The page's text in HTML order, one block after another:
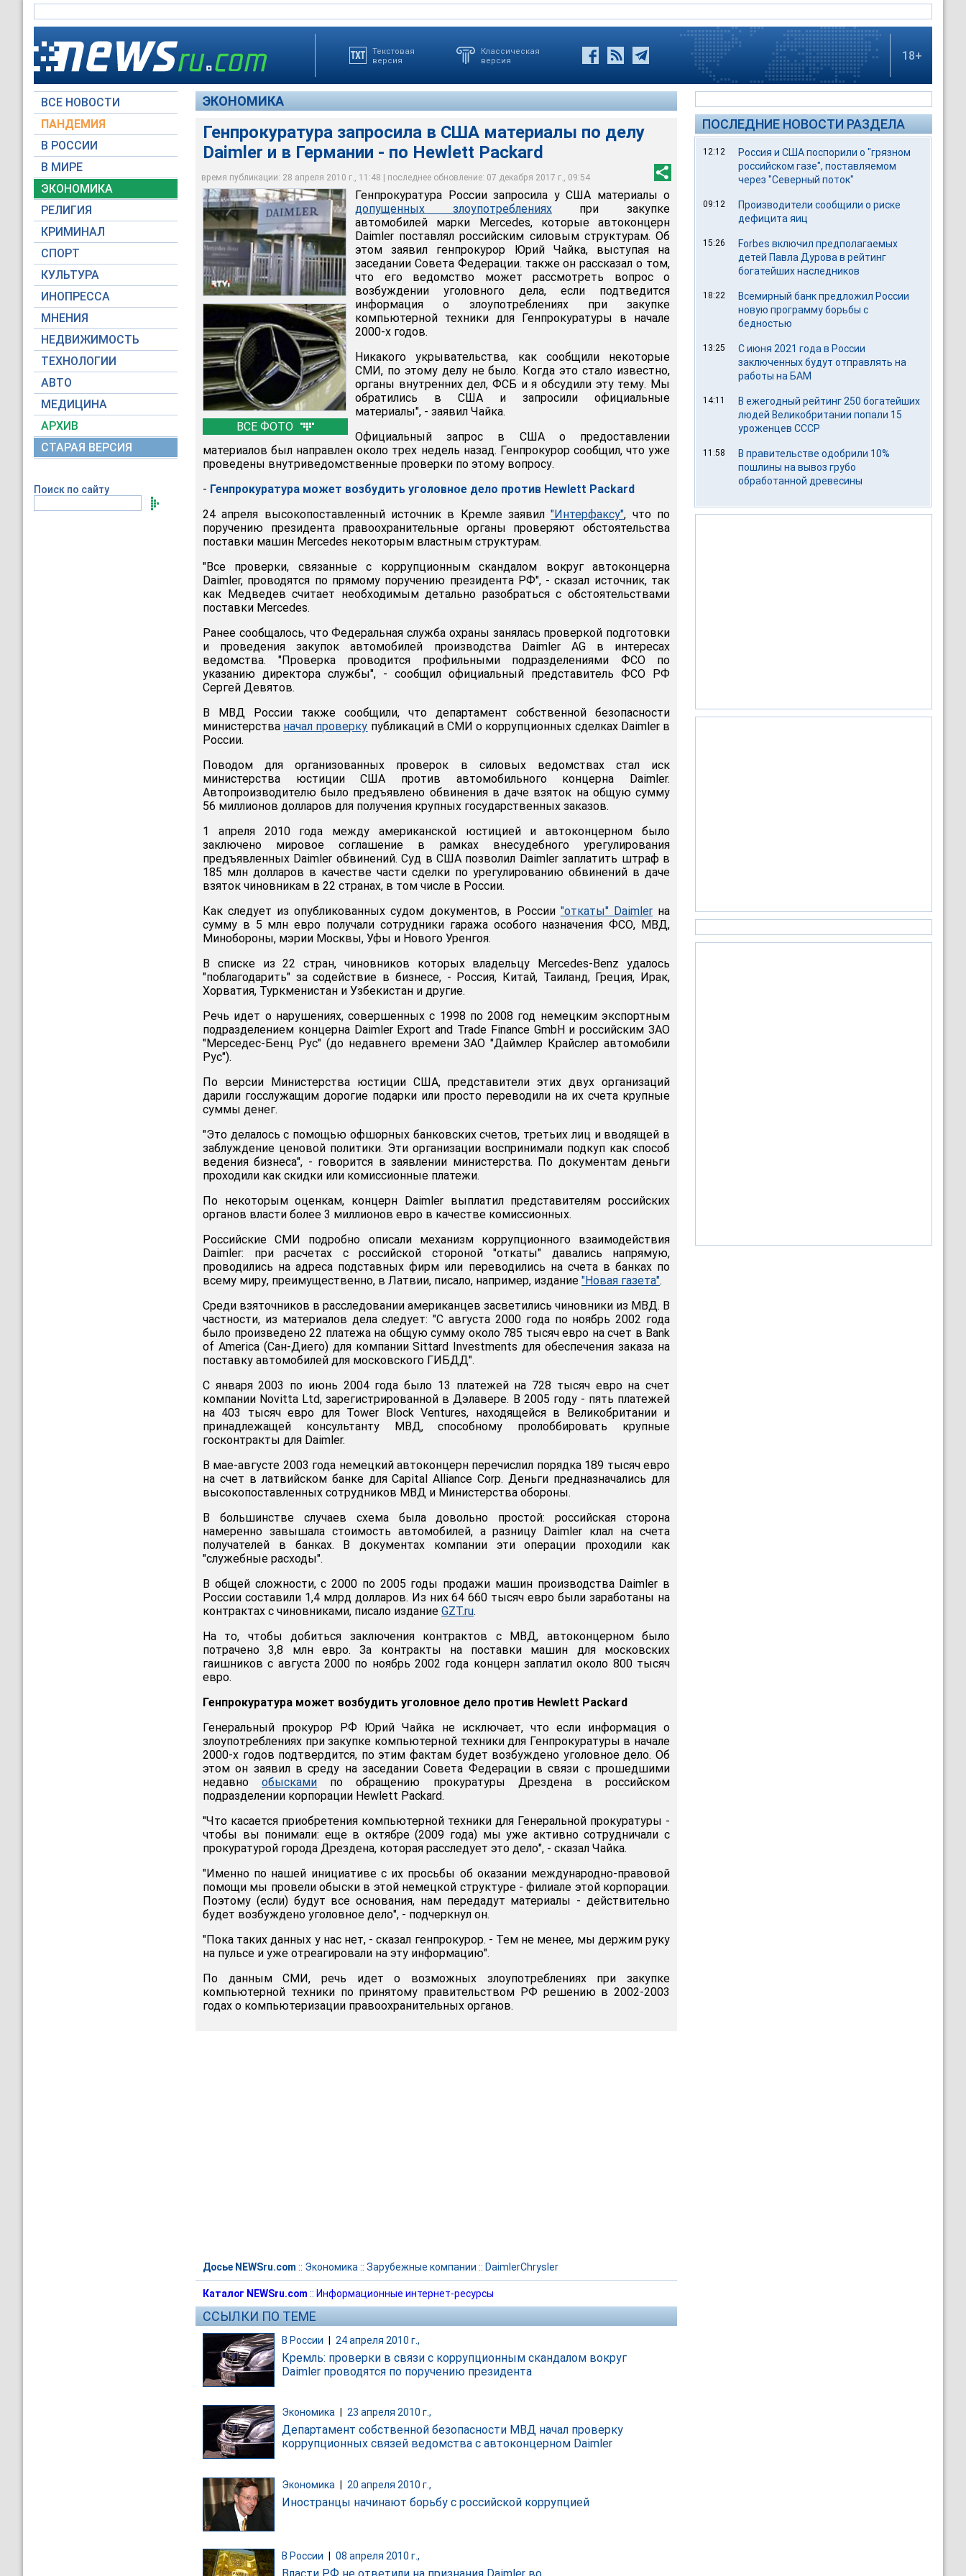
Текстовая
версия
Классическая
версия
18+
ВСЕ НОВОСТИ
ПАНДЕМИЯ
В РОССИИ
В МИРЕ
ЭКОНОМИКА
РЕЛИГИЯ
КРИМИНАЛ
СПОРТ
КУЛЬТУРА
ИНОПРЕССА
МНЕНИЯ
НЕДВИЖИМОСТЬ
ТЕХНОЛОГИИ
АВТО
МЕДИЦИНА
АРХИВ
СТАРАЯ ВЕРСИЯ
Поиск по сайту
ЭКОНОМИКА
Генпрокуратура запросила в США материалы по делу
Daimler и в Германии - по Hewlett Packard
время публикации: 28 апреля 2010 г., 11:48 | последнее обновление: 07 декабря 2017 г., 09:54
ВСЕ ФОТО
Генпрокуратура запросила в США материалы по делу Daimler
RTV International
24 апреля высокопоставленный источник в Кремле заявил "Интерфакс", что по
поручению президента правоохранительные органы проверяют обстоятельства
поставки машин "Мерседес" некоторым властным структурам
Euronews
Генпрокуратура России запросила у США материалы о допущенных
злоупотреблениях при закупке "мерседесов", которые автоконцерн Daimler
поставлял российским силовым структурам
Первый канал
Генпрокуратура России запросила у США материалы о
допущенных злоупотребленияхпри закупке
автомобилей марки Mercedes, которые автоконцерн
Daimler поставлял российским силовым структурам. Об
этом заявил генпрокурор Юрий Чайка, выступая на
заседании Совета Федерации. также он рассказал о том,
что его ведомство может рассмотреть вопрос о
возбуждении уголовного дела, если подтведится
информация о злоупотреблениях при закупке
компьютерной техники для Генпрокуратуры в начале
2000-х годов.
Никакого укрывательства, как сообщили некоторые
СМИ, по этому делу не было. Когда это стало известно,
органы внутренних дел, ФСБ и я обсудили эту тему. Мы
обратились в США и запросили официальные
материалы", - заявил Чайка.
Официальный запрос в США о предоставлении
материалов был направлен около трех недель назад. Генпрокурор сообщил, что уже
проведены внутриведомственные проверки по этому вопросу.
- Генпрокуратура может возбудить уголовное дело против Hewlett Packard
24 апреля высокопоставленный источник в Кремле заявил"Интерфаксу", что по
поручению президента правоохранительные органы проверяют обстоятельства
поставки машин Mercedes некоторым властным структурам.
"Все проверки, связанные с коррупционным скандалом вокруг автоконцерна
Daimler, проводятся по прямому поручению президента РФ", - сказал источник, так
как Медведев считает необходимым детально разобраться с обстоятельствами
поставки Mercedes.
Ранее сообщалось, что Федеральная служба охраны занялась проверкой подготовки
и проведения закупок автомобилей производства Daimler AG в интересах
ведомства. "Проверка проводится профильными подразделениями ФСО по
указанию директора службы", - сообщил официальный представитель ФСО РФ
Сергей Девятов.
В МВД России также сообщили, что департамент собственной безопасности
министерства начал проверку публикаций в СМИ о коррупционных сделках Daimler в
России.
Поводом для организованных проверок в силовых ведомствах стал иск
министерства юстиции США против автомобильного концерна Daimler.
Автопроизводителю было предъявлено обвинения в даче взяток на общую сумму
56 миллионов долларов для получения крупных государственных заказов.
1 апреля 2010 года между американской юстицией и автоконцерном было
заключено мировое соглашение в рамках внесудебного урегулирования
предъявленных Daimler обвинений. Суд в США позволил Daimler заплатить штраф в
185 млн долларов в качестве части сделки по урегулированию обвинений в даче
взяток чиновникам в 22 странах, в том числе в России.
Как следует из опубликованных судом документов, в России "откаты" Daimlerна
сумму в 5 млн евро получали сотрудники гаража особого назначения ФСО, МВД,
Минобороны, мэрии Москвы, Уфы и Нового Уренгоя.
В списке из 22 стран, чиновников которых владельцу Mercedes-Benz удалось
"поблагодарить" за содействие в бизнесе, - Россия, Китай, Таиланд, Греция, Ирак,
Хорватия, Туркменистан и Узбекистан и другие.
Речь идет о нарушениях, совершенных с 1998 по 2008 год немецким экспортным
подразделением концерна Daimler Export and Trade Finance GmbH и российским ЗАО
"Мерседес-Бенц Рус" (до недавнего времени ЗАО "Даймлер Крайслер автомобили
Рус").
По версии Министерства юстиции США, представители этих двух организаций
дарили госслужащим дорогие подарки или просто переводили на их счета крупные
суммы денег.
"Это делалось с помощью офшорных банковских счетов, третьих лиц и вводящей в
заблуждение ценовой политики. Эти организации воспринимали подкуп как способ
ведения бизнеса", - говорится в заявлении министерства. По документам деньги
проходили как скидки или комиссионные платежи.
По некоторым оценкам, концерн Daimler выплатил представителям российских
органов власти более 3 миллионов евро в качестве комиссионных.
Российские СМИ подробно описали механизм коррупционного взаимодействия
Daimler: при расчетах с российской стороной "откаты" давались напрямую,
проводились на адреса подставных фирм или переводились на счета в банках по
всему миру, преимущественно, в Латвии, писало, например, издание "Новая газета".
Среди взяточников в расследовании американцев засветились чиновники из МВД. В
частности, из материалов дела следует: "С августа 2000 года по ноябрь 2002 года
было произведено 22 платежа на общую сумму около 785 тысяч евро на счет в Bank
of America (Сан-Диего) для компании Sittard Investments для обеспечения заказа на
поставку автомобилей для московского ГИБДД".
С января 2003 по июнь 2004 года было 13 платежей на 728 тысяч евро на счет
компании Novitta Ltd, зарегистрированной в Дэлавере. В 2005 году - пять платежей
на 403 тысяч евро для Tower Block Ventures, находящейся в Великобритании и
принадлежащей консультанту МВД, способному пролоббировать крупные
госконтракты для Daimler.
В мае-августе 2003 года немецкий автоконцерн перечислил порядка 189 тысяч евро
на счет в латвийском банке для Capital Alliance Corp. Деньги предназначались для
высокопоставленных сотрудников МВД и Министерства обороны.
В большинстве случаев схема была довольно простой: российская сторона
намеренно завышала стоимость автомобилей, а разницу Daimler клал на счета
получателей в банках. В документах компании эти операции проходили как
"служебные расходы".
В общей сложности, с 2000 по 2005 годы продажи машин производства Daimler в
России составили 1,4 млрд долларов. Из них 64 660 тысяч евро были заработаны на
контрактах с чиновниками, писало издание GZT.ru.
На то, чтобы добиться заключения контрактов с МВД, автоконцерном было
потрачено 3,8 млн евро. За контракты на поставки машин для московских
гаишников с августа 2000 по ноябрь 2002 года концерн заплатил около 800 тысяч
евро.
Генпрокуратура может возбудить уголовное дело против Hewlett Packard
Генеральный прокурор РФ Юрий Чайка не исключает, что если информация о
злоупотреблениях при закупке компьютерной техники для Генпрокуратуры в начале
2000-х годов подтвердится, по этим фактам будет возбуждено уголовное дело. Об
этом он заявил в среду на заседании Совета Федерации в связи с прошедшими
недавнообысками по обращению прокуратуры Дрездена в российском
подразделении корпорации Hewlett Packard.
"Что касается приобретения компьютерной техники для Генеральной прокуратуры -
чтобы вы понимали: еще в октябре (2009 года) мы уже активно сотрудничали с
прокуратурой города Дрездена, которая расследует это дело", - сказал Чайка.
"Именно по нашей инициативе с их просьбы об оказании международно-правовой
помощи мы провели обыски в этой немецкой структуре - филиале этой корпорации.
Поэтому (если) будут все основания, нам передадут материалы - действительно
будет возбуждено уголовное дело", - подчеркнул он.
"Пока таких данных у нас нет, - сказал генпрокурор. - Тем не менее, мы держим руку
на пульсе и уже отреагировали на эту информацию".
По данным СМИ, речь идет о возможных злоупотреблениях при закупке
компьютерной техники по принятому правительством РФ решению в 2002-2003
годах о компьютеризации правоохранительных органов.
Досье NEWSru.com :: Экономика :: Зарубежные компании :: DaimlerChrysler
Каталог NEWSru.com :: Информационные интернет-ресурсы
ССЫЛКИ ПО ТЕМЕ
В России 24 апреля 2010 г.,
Кремль: проверки в связи с коррупционным скандалом вокруг
Daimler проводятся по поручению президента
Экономика 23 апреля 2010 г.,
Департамент собственной безопасности МВД начал проверку
коррупционных связей ведомства с автоконцерном Daimler
Экономика | 20 апреля 2010 г.,
Иностранцы начинают борьбу с российской коррупцией
В России | 08 апреля 2010 г.,
Власти РФ не ответили на признания Daimler во
ПОСЛЕДНИЕ НОВОСТИ РАЗДЕЛА
12:12
Россия и США поспорили о "грязном
российском газе", поставляемом
через "Северный поток"
09:12
Производители сообщили о риске
дефицита яиц
15:26
Forbes включил предполагаемых
детей Павла Дурова в рейтинг
богатейших наследников
18:22
Всемирный банк предложил России
новую программу борьбы с
бедностью
13:25
С июня 2021 года в России
заключенных будут отправлять на
работы на БАМ
14:11
В ежегодный рейтинг 250 богатейших
людей Великобритании попали 15
уроженцев СССР
11:58
В правительстве одобрили 10%
пошлины на вывоз грубо
обработанной древесины